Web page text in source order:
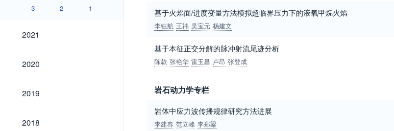
3 2 1
2021
2021
2020
2020
2019
2019
2018
2018
基于火焰面/进度变量方法模拟超临界压力下的液氧甲烷火焰
李钰航 王祎 吴宝元 杨建文
基于本征正交分解的脉冲射流尾迹分析
陈款 张艳华 雷玉昌 卢昂 张登成
岩石动力学专栏
岩体中应力波传播规律研究方法进展
李建春 范立峰 李郑梁